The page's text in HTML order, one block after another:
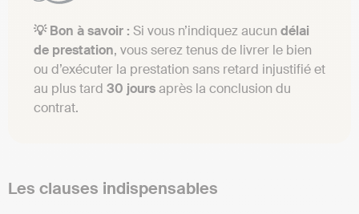
💡 Bon à savoir : Si vous n’indiquez aucun délai
de prestation, vous serez tenus de livrer le bien
ou d’exécuter la prestation sans retard injustifié et
au plus tard 30 joursaprès la conclusion du
contrat.
Les clauses indispensables